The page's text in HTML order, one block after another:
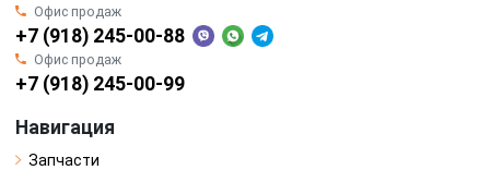
Офис продаж
+7 (918) 245-00-88
Офис продаж
+7 (918) 245-00-99
Навигация
Запчасти